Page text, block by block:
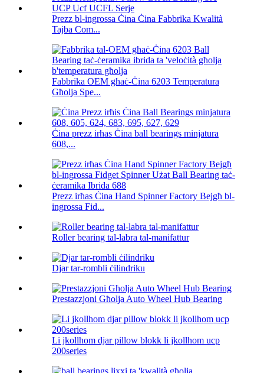
Prezz bl-ingrossa Ċina Ċina Fabbrika Kwalità
Tajba Com...
Fabbrika OEM għaċ-Ċina 6203 Temperatura
Għolja Spe...
Ċina prezz irħas Ċina ball bearings minjatura
608,...
Prezz irħas Ċina Hand Spinner Factory Bejgħ bl-
ingrossa Fid...
Roller bearing tal-labra tal-manifattur
Djar tar-rombli ċilindriku
Prestazzjoni Għolja Auto Wheel Hub Bearing
Li jkollhom djar pillow blokk li jkollhom ucp
200series